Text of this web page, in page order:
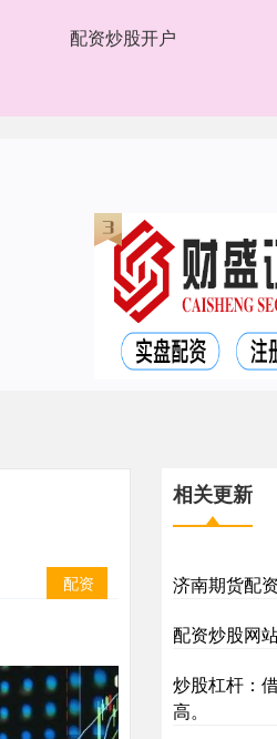
配资炒股开户
配资
相关更新
济南期货配
配资炒股网
炒股杠杆：
高。